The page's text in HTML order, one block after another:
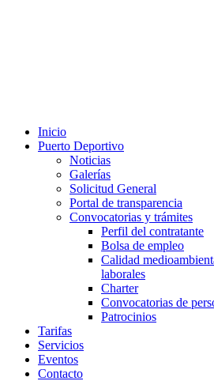
Inicio
Puerto Deportivo
Noticias
Galerías
Solicitud General
Portal de transparencia
Convocatorias y trámites
Perfil del contratante
Bolsa de empleo
Calidad
laborales
Charter
Convocatorias de
Patrocinios
Tarifas
Servicios
Eventos
Contacto